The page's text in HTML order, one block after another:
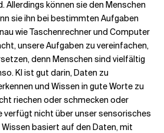
Allerdings können sie den Menschen
sie ihn bei bestimmten Aufgaben
wie Taschenrechner und Computer
unsere Aufgaben zu vereinfachen,
denn Menschen sind vielfältig
KI ist gut darin, Daten zu
und Wissen in gute Worte zu
riechen oder schmecken oder
verfügt nicht über unser sensorisches
basiert auf den Daten, mit